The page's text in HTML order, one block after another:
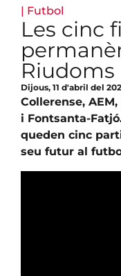
| Futbol
Les cinc
Riudoms
Dijous, 11 d'abril del
Collerense,
i Fontsanta-
queden cinc
seu futur al